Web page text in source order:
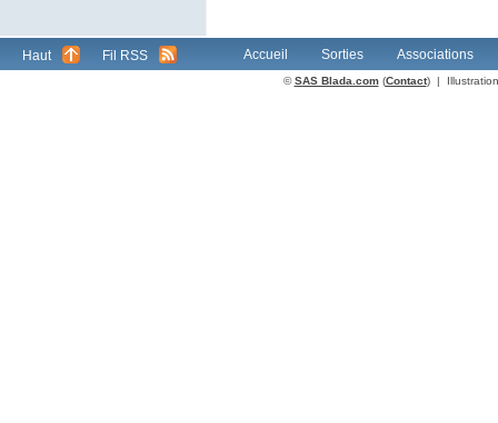
Haut Fil RSS Accueil Sorties Associations
©SAS Blada.com(Contact) |